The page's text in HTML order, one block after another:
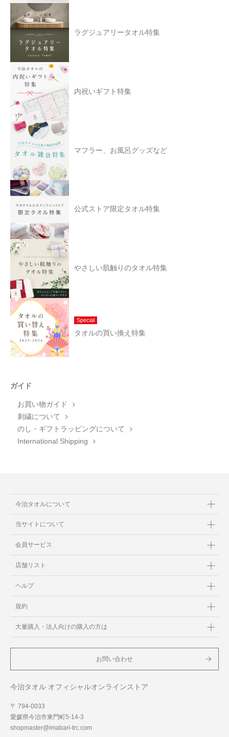
ラグジュアリータオル特集
内祝いギフト特集
マフラー、お風呂グッズなど
公式ストア限定タオル特集
やさしい肌触りのタオル特集
Special
タオルの買い換え特集
ガイド
お買い物ガイド
刺繍について
のし・ギフトラッピングについて
International Shipping
今治タオルについて
当サイトについて
会員サービス
店舗リスト
ヘルプ
規約
大量購入・法人向けの購入の方は
お問い合わせ
今治タオル オフィシャルオンラインストア
〒 794-0033
愛媛県今治市東門町5-14-3
shopmaster@imabari-trc.com